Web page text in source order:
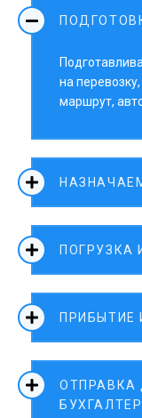
на
маршрут,
ПОГРУЗКА
ПРИБЫТИЕ
ОТПРАВКА